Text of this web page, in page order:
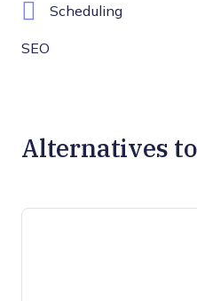
Scheduling
SEO
Alternatives